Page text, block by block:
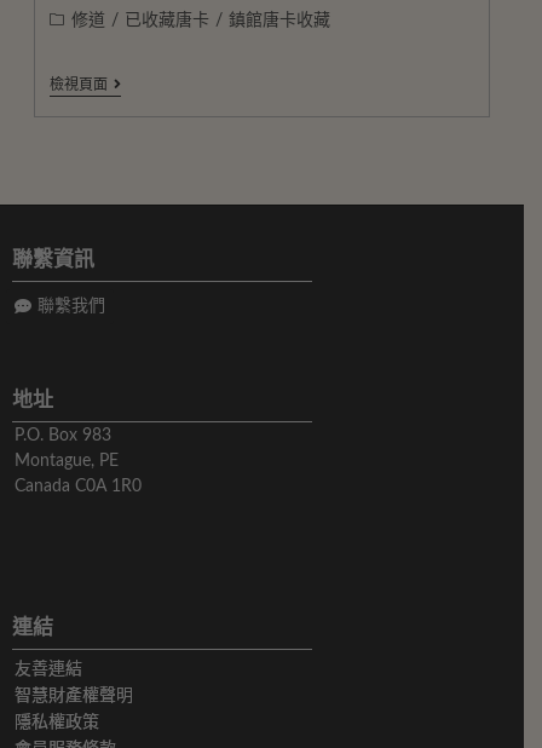
修道 / 已收藏唐卡 / 鎮館唐卡收藏
檢視頁面
聯繫資訊
聯繫我們
地址
P.O. Box 983
Montague, PE
Canada C0A 1R0
連結
友善連結
智慧財產權聲明
隱私權政策